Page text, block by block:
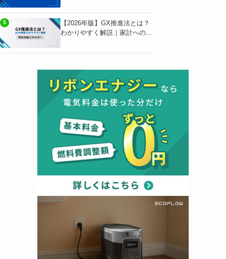
5
【2026年版】GX推進法とは？
わかりやすく解説｜家計への影